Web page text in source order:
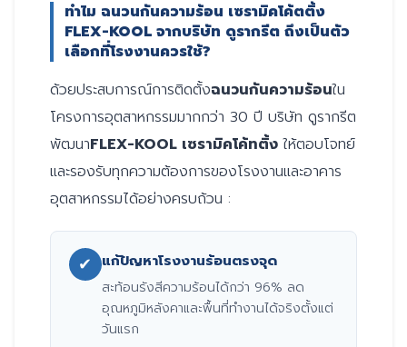
ทำไม ฉนวนกันความร้อน เซรามิคโค้ตติ้ง
FLEX-KOOL จากบริษัท ดูรากรีต ถึงเป็นตัว
เลือกที่โรงงานควรใช้?
ด้วยประสบการณ์การติดตั้งฉนวนกันความร้อนใน
โครงการอุตสาหกรรมมากกว่า 30 ปี บริษัท ดูรากรีต
พัฒนาFLEX-KOOL เซรามิคโค้ทติ้งให้ตอบโจทย์
และรองรับทุกความต้องการของโรงงานและอาคาร
อุตสาหกรรมได้อย่างครบถ้วน :
✔ แก้ปัญหาโรงงานร้อนตรงจุด
สะท้อนรังสีความร้อนได้กว่า 96% ลด
อุณหภูมิหลังคาและพื้นที่ทำงานได้จริงตั้งแต่
วันแรก